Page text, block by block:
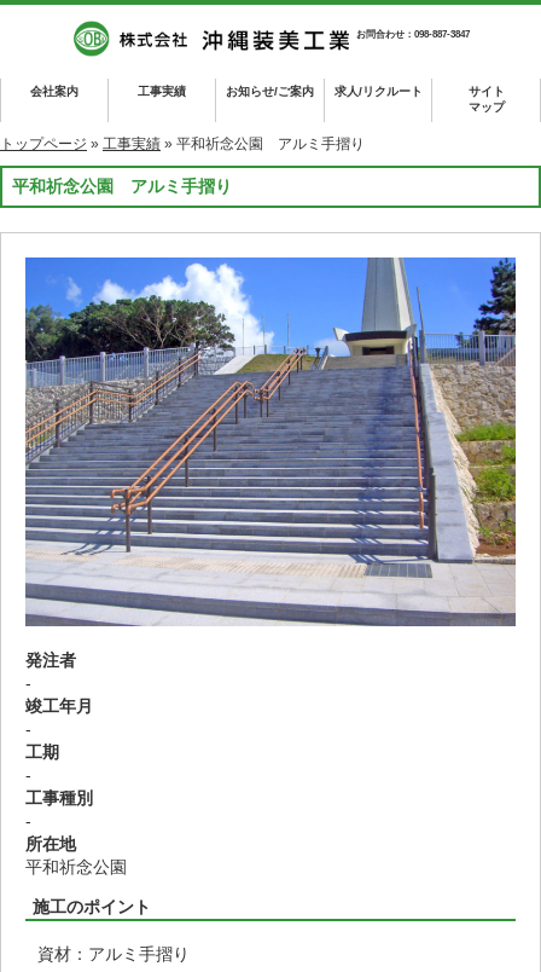
お問合わせ：098-887-3847
会社案内 工事実績 お知らせ/ご案内 求人/リクルート
サイト
マップ
トップページ » 工事実績 » 平和祈念公園 アルミ手摺り
平和祈念公園 アルミ手摺り
発注者
-
竣工年月
-
工期
-
工事種別
-
所在地
平和祈念公園
施工のポイント
資材：アルミ手摺り